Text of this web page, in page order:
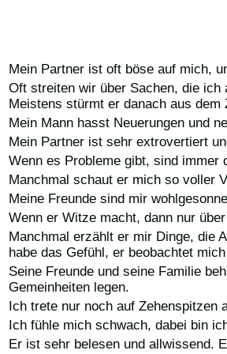
Mein Partner ist oft böse auf mich,
Oft streiten wir über Sachen, die ich
Meistens stürmt er danach aus
Mein Mann hasst Neuerungen und
Mein Partner ist sehr extrovertiert
Wenn es Probleme gibt, sind immer
Manchmal schaut er mich so voller
Meine Freunde sind mir
Wenn er Witze macht, dann nur
Manchmal erzählt er mir Dinge, die
habe das Gefühl, er beobachtet
Seine Freunde und seine Familie
Gemeinheiten legen.
Ich trete nur noch auf Zehenspitzen
Ich fühle mich schwach, dabei bin
Er ist sehr belesen und allwissend.